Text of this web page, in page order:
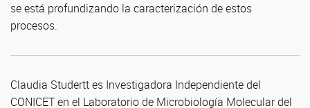
se está profundizando la caracterización de estos
procesos.
Claudia Studertt es Investigadora Independiente del
CONICET en el Laboratorio de Microbiología Molecular del